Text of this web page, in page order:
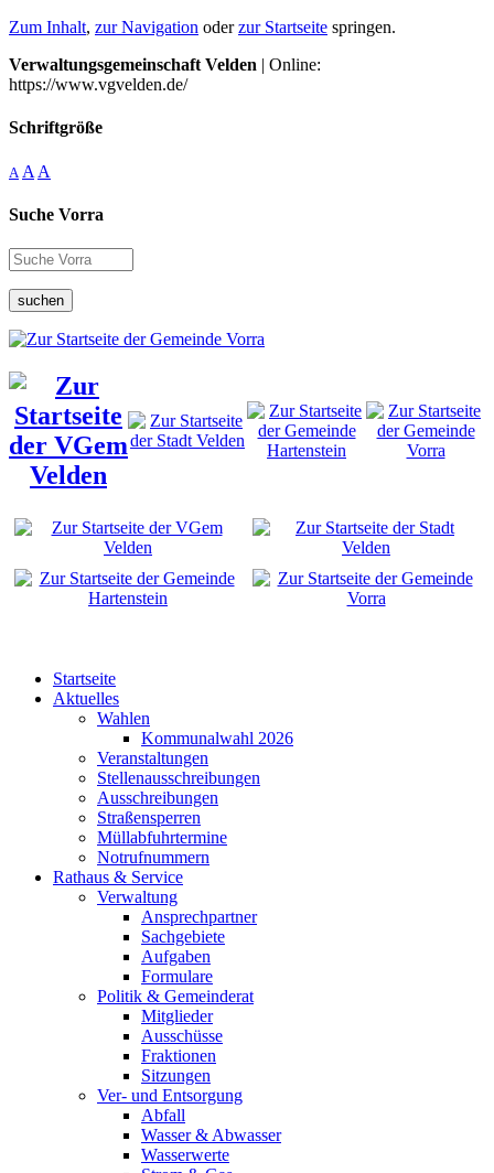
Zum Inhalt, zur Navigation oderzur Startseite springen.
Verwaltungsgemeinschaft Velden | Online:
https://www.vgvelden.de/
Schriftgröße
A A A
Suche Vorra
suchen
Startseite
Aktuelles
Wahlen
Kommunalwahl 2026
Veranstaltungen
Stellenausschreibungen
Ausschreibungen
Straßensperren
Müllabfuhrtermine
Notrufnummern
Rathaus & Service
Verwaltung
Ansprechpartner
Sachgebiete
Aufgaben
Formulare
Politik & Gemeinderat
Mitglieder
Ausschüsse
Fraktionen
Sitzungen
Ver- und Entsorgung
Abfall
Wasser & Abwasser
Wasserwerte